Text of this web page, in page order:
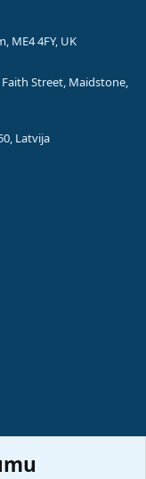
ME4 4FY, UK
Street, Maidstone,
Latvija